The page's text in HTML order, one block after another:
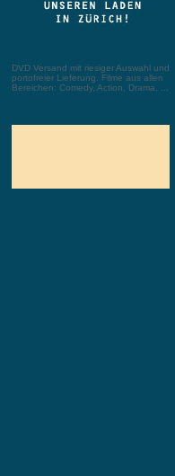
DVD Versand mit riesiger Auswahl und
portofreier Lieferung. Filme aus allen
Bereichen: Comedy, Action, Drama, ...